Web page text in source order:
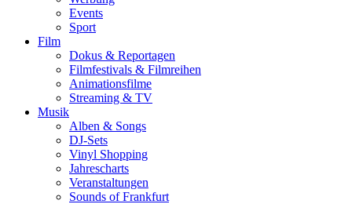
Events
Sport
Film
Dokus & Reportagen
Filmfestivals & Filmreihen
Animationsfilme
Streaming & TV
Musik
Alben & Songs
DJ-Sets
Vinyl Shopping
Jahrescharts
Veranstaltungen
Sounds of Frankfurt